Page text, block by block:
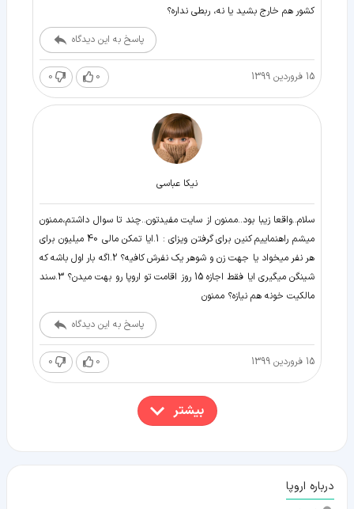
کشور هم خارج بشید یا نه، ربطی نداره؟
پاسخ به این دیدگاه
15 فروردین 1399 0
0
نيكا عباسى
سلام..واقعا زیبا بود..ممنون از سايت مفيدتون..چند تا سوال داشتم،ممنون
میشم راهنماییم کنین براى گرفتن ويزاى : 1.ایا تمکن مالی 40 میلیون برای
هر نفر میخواد یا جهت زن و شوهر یک نفرش کافیه؟ 2.اگه بار اول باشه که
شینگن میگیری ایا فقط اجازه 15 روز اقامت تو اروپا رو بهت میدن؟ 3.سند
مالکیت خونه هم نیازه؟ ممنون
پاسخ به این دیدگاه
15 فروردین 1399 0
0
بیشتر
درباره اروپا